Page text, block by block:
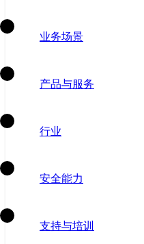
业务场景
产品与服务
行业
安全能力
支持与培训